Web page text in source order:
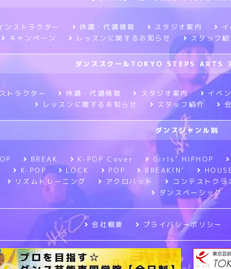
ンストラクター 休講・代講情報 スタジオ案内
キャンペーン
レッスンに関するお知らせ スタッフ紹
ダンススクールTOKYO STEPS ARTS
トラクター 休講・代講情報 スタジオ案内 イベ
レッスンに関するお知らせ
スタッフ紹介
ダンスジャンル別
BREAK K-POP Cover Girls’ HIPHOP
K-POP LOCK POP BREAKIN’
リズムトレーニング アクロバット コンテストクラ
ダンスベーシック
会社概要 プライバシーポリシー